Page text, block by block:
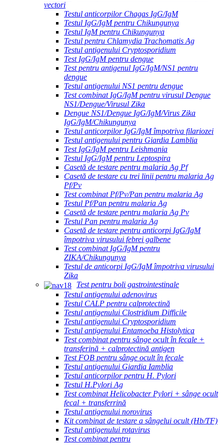
vectori
Testul anticorpilor Chagas IgG/IgM
Testul IgG/IgM pentru Chikungunya
Testul IgM pentru Chikungunya
Testul pentru Chlamydia Trachomatis Ag
Testul antigenului Cryptosporidium
Test IgG/IgM pentru dengue
Test pentru antigenul IgG/IgM/NS1 pentru
dengue
Testul antigenului NS1 pentru dengue
Test combinat IgG/IgM pentru virusul Dengue
NS1/Dengue/Virusul Zika
Dengue NS1/Dengue IgG/IgM/Virus Zika
IgG/IgM/Chikungunya
Testul anticorpilor IgG/IgM împotriva filariozei
Testul antigenului pentru Giardia Lamblia
Test IgG/IgM pentru Leishmania
Testul IgG/IgM pentru Leptospira
Casetă de testare pentru malaria Ag Pf
Casetă de testare cu trei linii pentru malaria Ag
Pf/Pv
Test combinat Pf/Pv/Pan pentru malaria Ag
Testul Pf/Pan pentru malaria Ag
Casetă de testare pentru malaria Ag Pv
Testul Pan pentru malaria Ag
Casetă de testare pentru anticorpi IgG/IgM
împotriva virusului febrei galbene
Test combinat IgG/IgM pentru
ZIKA/Chikungunya
Testul de anticorpi IgG/IgM împotriva virusului
Zika
Test pentru boli gastrointestinale
Testul antigenului adenovirus
Testul CALP pentru calprotectină
Testul antigenului Clostridium Difficile
Testul antigenului Cryptosporidium
Testul antigenului Entamoeba Histolytica
Test combinat pentru sânge ocult în fecale +
transferină + calprotectină antigen
Test FOB pentru sânge ocult în fecale
Testul antigenului Giardia Iamblia
Testul anticorpilor pentru H. Pylori
Testul H.Pylori Ag
Test combinat Helicobacter Pylori + sânge ocult
fecal + transferrină
Testul antigenului norovirus
Kit combinat de testare a sângelui ocult (Hb/TF)
Testul antigenului rotavirus
Test combinat pentru